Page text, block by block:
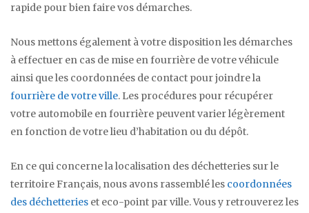
rapide pour bien faire vos démarches.
Nous mettons également à votre disposition les démarches
à effectuer en cas de mise en fourrière de votre véhicule
ainsi que les coordonnées de contact pour joindre la
fourrière de votre ville. Les procédures pour récupérer
votre automobile en fourrière peuvent varier légèrement
en fonction de votre lieu d’habitation ou du dépôt.
En ce qui concerne la localisation des déchetteries sur le
territoire Français, nous avons rassemblé les coordonnées
des déchetteries et eco-point par ville. Vous y retrouverez les